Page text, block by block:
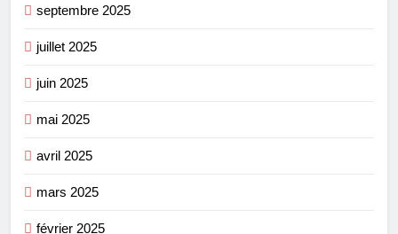
septembre 2025
juillet 2025
juin 2025
mai 2025
avril 2025
mars 2025
février 2025